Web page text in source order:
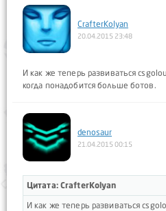
CrafterKolyan
20.04.2015 23:48
И как же теперь развиваться
когда понадобится больше ботов.
denosaur
21.04.2015 00:15
Цитата: CrafterKolyan
И как же теперь развиваться